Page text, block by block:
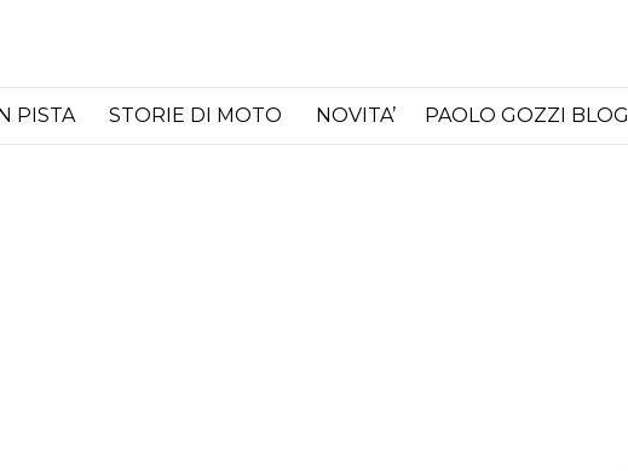
PISTA STORIE DI MOTO NOVITA’ PAOLO GOZZI BLOG